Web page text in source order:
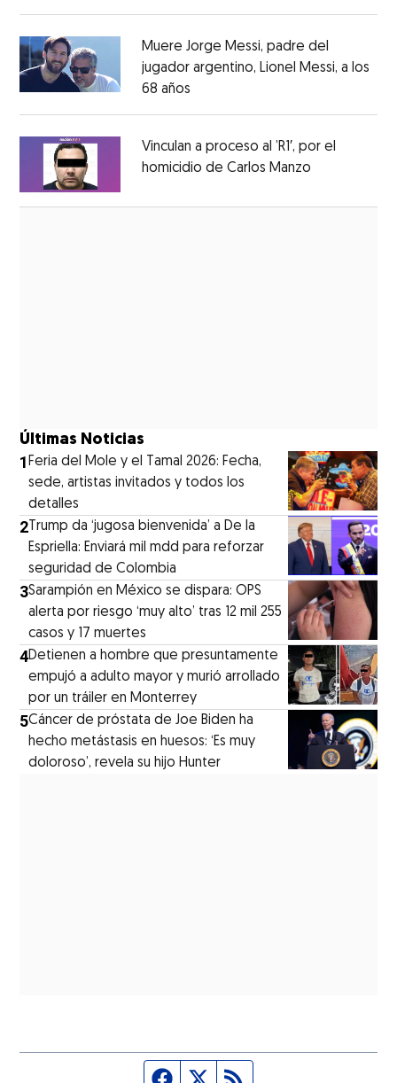
Muere Jorge Messi, padre del
jugador argentino, Lionel Messi, a los
68 años
Opens in new window
Vinculan a proceso al ’R1′, por el
homicidio de Carlos Manzo
Últimas Noticias
1Feria del Mole y el Tamal 2026: Fecha,
sede, artistas invitados y todos los
detalles
2Trump da ‘jugosa bienvenida’ a De la
Espriella: Enviará mil mdd para reforzar
seguridad de Colombia
3Sarampión en México se dispara: OPS
alerta por riesgo ‘muy alto’ tras 12 mil 255
casos y 17 muertes
4Detienen a hombre que presuntamente
empujó a adulto mayor y murió arrollado
por un tráiler en Monterrey
5Cáncer de próstata de Joe Biden ha
hecho metástasis en huesos: ‘Es muy
doloroso’, revela su hijo Hunter
Página de Facebook
Fuente Twitter